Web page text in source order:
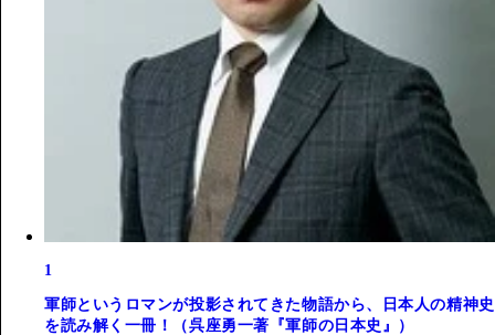
1
軍師というロマンが投影されてきた物語から、日本人の精神史
を読み解く一冊！（呉座勇一著『軍師の日本史』）